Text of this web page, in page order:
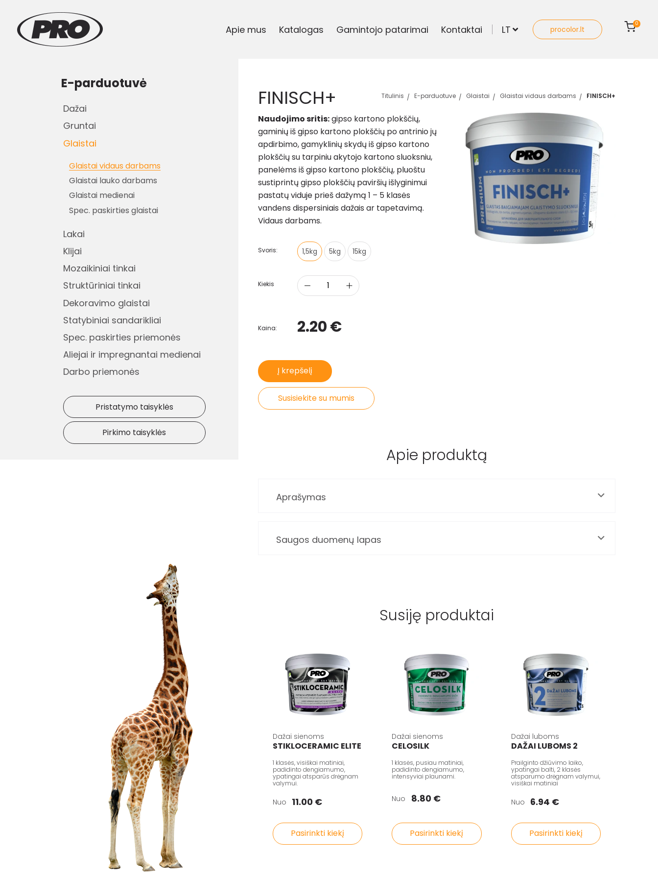
Apie mus Katalogas Gamintojo patarimai Kontaktai LT procolor.lt
0
E-parduotuvė
Dažai
Gruntai
Glaistai
Glaistai vidaus darbams
Glaistai lauko darbams
Glaistai medienai
Spec. paskirties glaistai
Lakai
Klijai
Mozaikiniai tinkai
Struktūriniai tinkai
Dekoravimo glaistai
Statybiniai sandarikliai
Spec. paskirties priemonės
Aliejai ir impregnantai medienai
Darbo priemonės
Pristatymo taisyklės
Pirkimo taisyklės
FINISCH+ Titulinis E-parduotuve Glaistai Glaistai vidaus darbams FINISCH+
Naudojimo sritis:gipso kartono plokščių,
gaminių iš gipso kartono plokščių po antrinio jų
apdirbimo, gamyklinių skydų iš gipso kartono
plokščių su tarpiniu akytojo kartono sluoksniu,
panelėms iš gipso kartono plokščių, pluoštu
sustiprintų gipso plokščių paviršių išlyginimui
pastatų viduje prieš dažymą 1 – 5 klasės
vandens dispersiniais dažais ar tapetavimą.
Vidaus darbams.
Svoris: 1,5kg 5kg 15kg
Kiekis
Kaina: 2.20 €
Į krepšelį
Susisiekite su mumis
Apie produktą
Aprašymas
Saugos duomenų lapas
Susiję produktai
Dažai sienoms
STIKLOCERAMIC ELITE
1 klasės, visiškai matiniai,
padidinto dengiamumo,
ypatingai atsparūs drėgnam
valymui.
Nuo 11.00 €
Pasirinkti kiekį
Dažai sienoms
CELOSILK
1 klasės, pusiau matiniai,
padidinto dengiamumo,
intensyviai plaunami.
Nuo 8.80 €
Pasirinkti kiekį
Dažai luboms
DAŽAI LUBOMS 2
Prailginto džiūvimo laiko,
ypatingai balti, 2 klasės
atsparumo drėgnam valymui,
visiškai matiniai
Nuo 6.94 €
Pasirinkti kiekį